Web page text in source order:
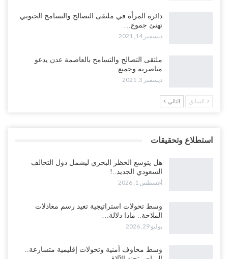
دائرة المرأة في ملتقى التصالح والتسامح الجنوبي
تهنئ جموع…
ديسمبر 14, 2021
ملتقى التصالح والتسامح بالعاصمة عدن يدعو
مناصريه وجميع…
ديسمبر 3, 2021
السابق التالي
استطلاع وتحقيقات
هل يتوسع الحظر البحري ليشمل دول التحالف
السعودي الجديد..!
أغسطس 1, 2026
وسط تحولات استراتيجية تعيد رسم معادلات
الملاحة.. ماذا دلالة…
يوليو 29, 2026
وسط مخاوف أمنية وتحولات إقليمية متسارعة..